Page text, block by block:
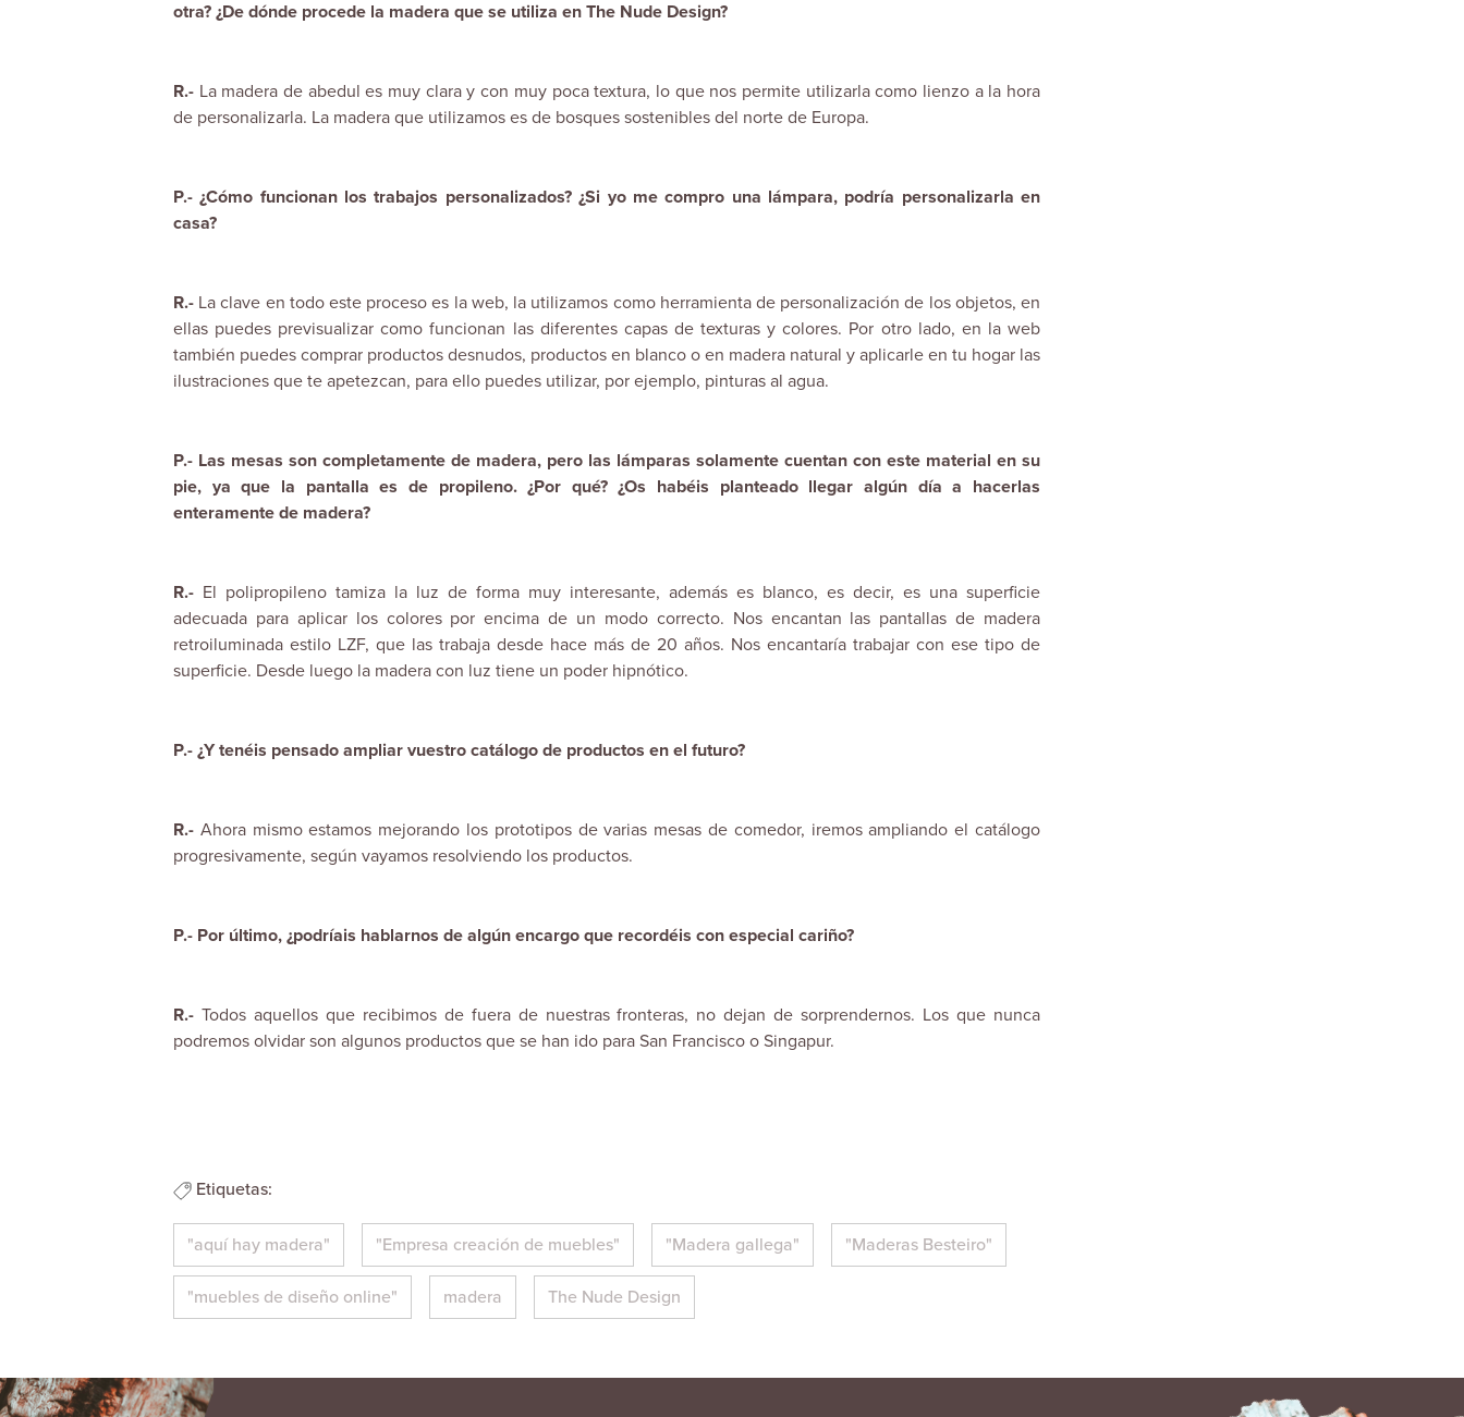
otra? ¿De dónde procede la madera que se utiliza en The Nude Design?
R.- La madera de abedul es muy clara y con muy poca textura, lo que nos permite utilizarla como lienzo a la hora
de personalizarla. La madera que utilizamos es de bosques sostenibles del norte de Europa.
P.- ¿Cómo funcionan los trabajos personalizados? ¿Si yo me compro una lámpara, podría personalizarla en
casa?
R.- La clave en todo este proceso es la web, la utilizamos como herramienta de personalización de los objetos, en
ellas puedes previsualizar como funcionan las diferentes capas de texturas y colores. Por otro lado, en la web
también puedes comprar productos desnudos, productos en blanco o en madera natural y aplicarle en tu hogar las
ilustraciones que te apetezcan, para ello puedes utilizar, por ejemplo, pinturas al agua.
P.- Las mesas son completamente de madera, pero las lámparas solamente cuentan con este material en su
pie, ya que la pantalla es de propileno. ¿Por qué? ¿Os habéis planteado llegar algún día a hacerlas
enteramente de madera?
R.- El polipropileno tamiza la luz de forma muy interesante, además es blanco, es decir, es una superficie
adecuada para aplicar los colores por encima de un modo correcto. Nos encantan las pantallas de madera
retroiluminada estilo LZF, que las trabaja desde hace más de 20 años. Nos encantaría trabajar con ese tipo de
superficie. Desde luego la madera con luz tiene un poder hipnótico.
P.- ¿Y tenéis pensado ampliar vuestro catálogo de productos en el futuro?
R.- Ahora mismo estamos mejorando los prototipos de varias mesas de comedor, iremos ampliando el catálogo
progresivamente, según vayamos resolviendo los productos.
P.- Por último, ¿podríais hablarnos de algún encargo que recordéis con especial cariño?
R.- Todos aquellos que recibimos de fuera de nuestras fronteras, no dejan de sorprendernos. Los que nunca
podremos olvidar son algunos productos que se han ido para San Francisco o Singapur.
Etiquetas:
"aquí hay madera" "Empresa creación de muebles" "Madera gallega" "Maderas Besteiro"
"muebles de diseño online" madera The Nude Design